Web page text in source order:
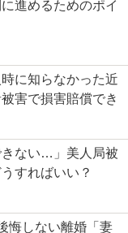
進めるためのポイ
に知らなかった近
害で損害賠償でき
きない…」美人局被
すればいい？
悔しない離婚「妻